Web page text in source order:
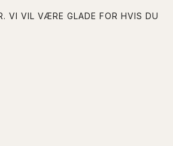
VI VIL VÆRE GLADE FOR HVIS DU